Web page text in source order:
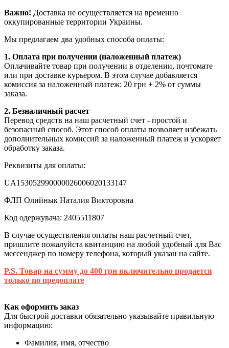
Важно! Доставка не осуществляется на временно
оккупированные территории Украины.
Мы предлагаем два удобных способа оплаты:
1. Оплата при получении (наложенный платеж)
Оплачивайте товар при получении в отделении, почтомате
или при доставке курьером. В этом случае добавляется
комиссия за наложенный платеж: 20 грн + 2% от суммы
заказа.
2. Безналичный расчет
Перевод средств на наш расчетный счет - простой и
безопасный способ. Этот способ оплаты позволяет избежать
дополнительных комиссий за наложенный платеж и ускоряет
обработку заказа.
Реквизиты для оплаты:
UA153052990000026006020133147
ФЛП Олийнык Наталия Викторовна
Код одержувача: 2405511807
В случае осуществления оплаты наш расчетный счет,
пришлите пожалуйста квитанцию на любой удобный для Вас
мессенджер по номеру телефона, который указан на сайте.
P.S. Товар на сумму до 400 грн включительно продается
только по предоплате
Как оформить заказ
Для быстрой доставки обязательно указывайте правильную
информацию:
Фамилия, имя, отчество